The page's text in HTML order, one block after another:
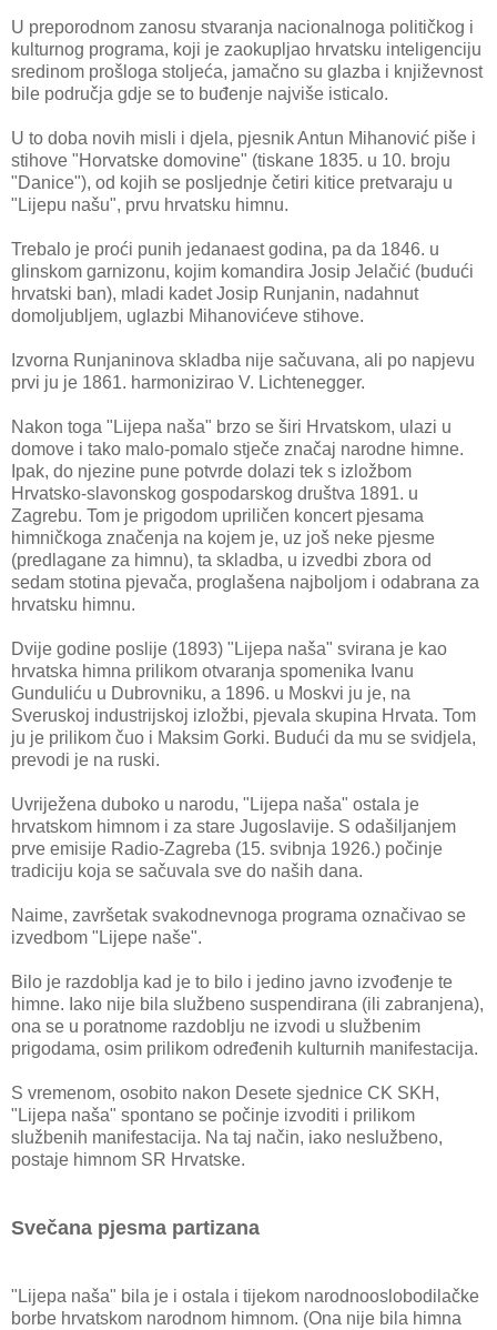
U preporodnom zanosu stvaranja nacionalnoga političkog i
kulturnog programa, koji je zaokupljao hrvatsku inteligenciju
sredinom prošloga stoljeća, jamačno su glazba i književnost
bile područja gdje se to buđenje najviše isticalo.
U to doba novih misli i djela, pjesnik Antun Mihanović piše i
stihove "Horvatske domovine" (tiskane 1835. u 10. broju
"Danice"), od kojih se posljednje četiri kitice pretvaraju u
"Lijepu našu", prvu hrvatsku himnu.
Trebalo je proći punih jedanaest godina, pa da 1846. u
glinskom garnizonu, kojim komandira Josip Jelačić (budući
hrvatski ban), mladi kadet Josip Runjanin, nadahnut
domoljubljem, uglazbi Mihanovićeve stihove.
Izvorna Runjaninova skladba nije sačuvana, ali po napjevu
prvi ju je 1861. harmonizirao V. Lichtenegger.
Nakon toga "Lijepa naša" brzo se širi Hrvatskom, ulazi u
domove i tako malo-pomalo stječe značaj narodne himne.
Ipak, do njezine pune potvrde dolazi tek s izložbom
Hrvatsko-slavonskog gospodarskog društva 1891. u
Zagrebu. Tom je prigodom upriličen koncert pjesama
himničkoga značenja na kojem je, uz još neke pjesme
(predlagane za himnu), ta skladba, u izvedbi zbora od
sedam stotina pjevača, proglašena najboljom i odabrana za
hrvatsku himnu.
Dvije godine poslije (1893) "Lijepa naša" svirana je kao
hrvatska himna prilikom otvaranja spomenika Ivanu
Gunduliću u Dubrovniku, a 1896. u Moskvi ju je, na
Sveruskoj industrijskoj izložbi, pjevala skupina Hrvata. Tom
ju je prilikom čuo i Maksim Gorki. Budući da mu se svidjela,
prevodi je na ruski.
Uvriježena duboko u narodu, "Lijepa naša" ostala je
hrvatskom himnom i za stare Jugoslavije. S odašiljanjem
prve emisije Radio-Zagreba (15. svibnja 1926.) počinje
tradiciju koja se sačuvala sve do naših dana.
Naime, završetak svakodnevnoga programa označivao se
izvedbom "Lijepe naše".
Bilo je razdoblja kad je to bilo i jedino javno izvođenje te
himne. Iako nije bila službeno suspendirana (ili zabranjena),
ona se u poratnome razdoblju ne izvodi u službenim
prigodama, osim prilikom određenih kulturnih manifestacija.
S vremenom, osobito nakon Desete sjednice CK SKH,
"Lijepa naša" spontano se počinje izvoditi i prilikom
službenih manifestacija. Na taj način, iako neslužbeno,
postaje himnom SR Hrvatske.
Svečana pjesma partizana
"Lijepa naša" bila je i ostala i tijekom narodnooslobodilačke
borbe hrvatskom narodnom himnom. (Ona nije bila himna